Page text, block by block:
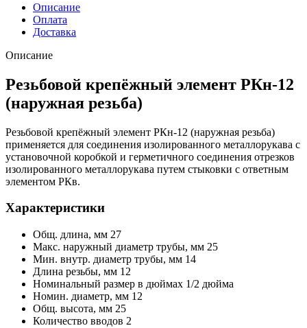
Описание
Оплата
Доставка
Описание
Резьбовой крепёжный элемент РКн-12
(наружная резьба)
Резьбовой крепёжный элемент РКн-12 (наружная резьба)
применяется для соединения изолированного металлорукава с
установочной коробкой и герметичного соединения отрезков
изолированного металлорукава путем стыковки с ответным
элементом РКв.
Характеристики
Общ. длина, мм 27
Макс. наружный диаметр трубы, мм 25
Мин. внутр. диаметр трубы, мм 14
Длина резьбы, мм 12
Номинальный размер в дюймах 1/2 дюйма
Номин. диаметр, мм 12
Общ. высота, мм 25
Количество вводов 2